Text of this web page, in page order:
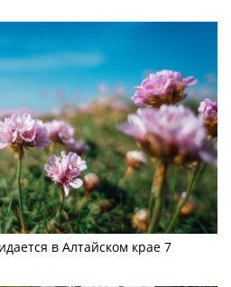
в Алтайском крае 7